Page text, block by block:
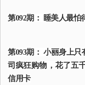
第092期： 睡美人最怕
第093期： 小丽身上
司疯狂购物，花了五
信用卡